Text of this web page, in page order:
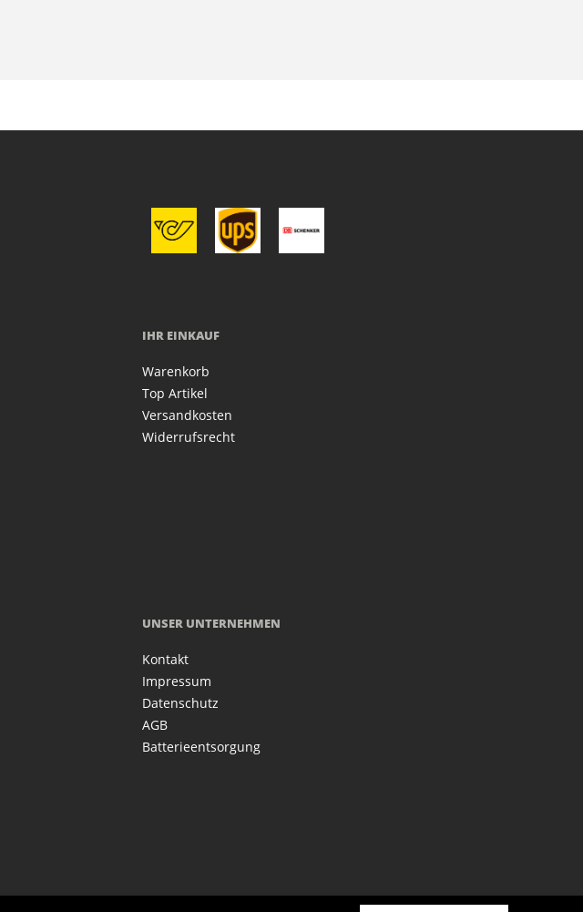
IHR EINKAUF
Warenkorb
Top Artikel
Versandkosten
Widerrufsrecht
UNSER UNTERNEHMEN
Kontakt
Impressum
Datenschutz
AGB
Batterieentsorgung